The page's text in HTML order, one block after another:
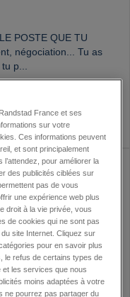
POSTE QUE TU
négociation... Tu as
p...
et humaine ?
nous ! Prospection,
de jeu...
France et ses
sur votre
Ces informations peuvent
et sont principalement
pour améliorer la
des publicités ciblées sur
pas de vous
une expérience web plus
droit à la vie privée, vous
de cookies qui ne sont pas
site Internet. Cliquez sur
pour en savoir plus
le refus de certains types de
les services que nous
moins adaptées à votre
ne pourrez pas partager du